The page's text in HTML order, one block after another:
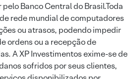
Banco Central do Brasil.Toda
rede mundial de computadores
ou atrasos, podendo impedir
ordens ou a recepção de
A XP Investimentos exime-se de
sofridos por seus clientes,